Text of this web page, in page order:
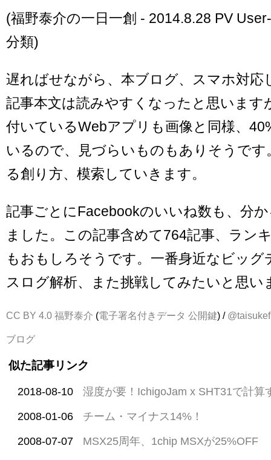
(福野泰介の一日一創 - 2014.8.28 PV
分類)
遅ればせながら、本ブログ、スマホ対応
記事本文は読みやすくなったと思います
付いているWebアプリも画像と同様、
いるので、見づらいものもありそうです
る創り方、模索していきます。
記事ごとにFacebookのいいね数も、分
ました。この記事含めて764記事、ラン
もおもしろそうです。一番身近なビッグ
スログ解析、また挑戦してみたいと思い
CC BY 4.0 福野泰介 (電子署名付きデータ 公開鍵) / @taisukef
ブログ
似た記事リンク
2018-08-10 湿度が要！IchigoJam x SHT31で計算
2008-01-06 チーム・マイナス14%！
2008-07-07 MSX25周年、1chip MSXが25%OFF